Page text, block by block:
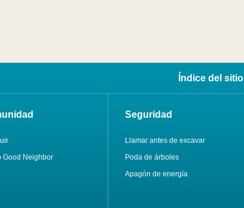
Índice del sitio
Good Neighbor
Seguridad
Llamar antes de excavar
Poda de árboles
Apagón de energía